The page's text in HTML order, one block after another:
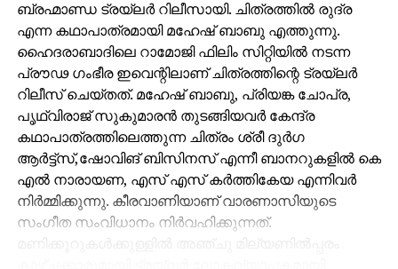
ബ്രഹ്മാണ്ഡ ട്രയ്ലർ റിലീസായി. ചിത്രത്തിൽ രുദ്ര
എന്ന കഥാപാത്രമായി മഹേഷ് ബാബു എത്തുന്നു.
ഹൈദരാബാദിലെ റാമോജി ഫിലിം സിറ്റിയിൽ നടന്ന
പ്രൗഢ ഗംഭീര ഇവെന്റിലാണ് ചിത്രത്തിന്റെ ട്രയ്ലർ
റിലീസ് ചെയ്തത്. മഹേഷ് ബാബു, പ്രിയങ്ക ചോപ്ര,
പൃഥ്വിരാജ് സുകുമാരൻ തുടങ്ങിയവർ കേന്ദ്ര
കഥാപാത്രത്തിലെത്തുന്ന ചിത്രം ശ്രീ ദുർഗ
ആർട്ട്സ്,ഷോവിങ് ബിസിനസ് എന്നീ ബാനറുകളിൽ കെ
എൽ നാരായണ, എസ് എസ് കർത്തികേയ എന്നിവർ
നിർമ്മിക്കുന്നു. കീരവാണിയാണ് വാരണാസിയുടെ
സംഗീത സംവിധാനം നിർവഹിക്കുന്നത്.